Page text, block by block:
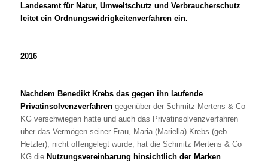
Landesamt für Natur, Umweltschutz und Verbraucherschutz
leitet ein Ordnungswidrigkeitenverfahren ein.
2016
Nachdem Benedikt Krebs das gegen ihn laufende
Privatinsolvenzverfahrengegenüber der Schmitz Mertens & Co
KG verschwiegen hatte und auch das Privatinsolvenzverfahren
über das Vermögen seiner Frau, Maria (Mariella) Krebs (geb.
Hetzler), nicht offengelegt wurde, hat die Schmitz Mertens & Co
KG die Nutzungsvereinbarung hinsichtlich der Marken